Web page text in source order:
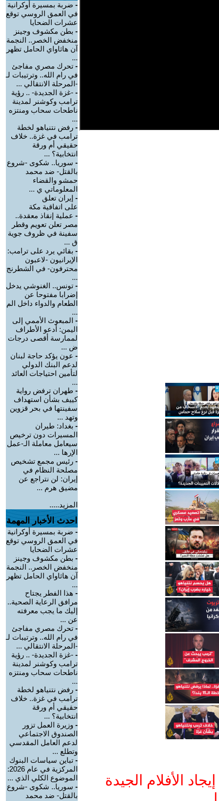
الأفلام الجيدة
- ضربة بمسيرة أوكرانية
في العمق الروسي توقع
عشرات الضحايا
- بطن مكشوف وجينز
منخفض الخصر.. النجمة
آن هاثاواي الحامل تظهر
...
- تحرك مصري مفاجئ
في رام الله.. وترتيبات لـ
-المرحلة الانتقالي ...
- -غزة الجديدة- .. رؤية
ترامب وكوشنر لمدينة
ناطحات سحاب ومنتزه
...
- رفض نتنياهو لخطة
ترامب في غزة.. خلاف
حقيقي أم ورقة
انتخابية؟ ...
- سوريا.. شكوى -شروع
بالقتل- ضد محمد
حمشو والقضاء
المعلوماتي ي ...
- إيران تعلق
على اتفاقية مكة
- عملية إنقاذ معقدة..
مصر تعلن تعويم وقطر
سفينة في ظروف جوية
ق ...
- بقائي يرد على ترامب:
الإيرانيون -لاعبون
محترفون- في الشطرنج
...
- تونس.. الغنوشي يدخل
إضرابا مفتوحا عن
الطعام والدواء داخل الم
...
- ‏المبعوث الأممي إلى
اليمن: أدعو الأطراف
لممارسة أقصى درجات
ض ...
- عون يؤكد حاجة لبنان
لدعم البنك الدولي
لتأمين احتياجات العائد
...
- طهران ترفض رواية
كييف بشأن استهداف
سفينتها في بحر قزوين
وتهد ...
- بغداد: طيران
المسيرات دون ترخيص
سيعامل معاملة الـ-عمل
الإرها ...
- رئيس مجمع تشخيص
مصلحة النظام في
إيران: لن نتراجع عن
مضيق هرم ...
المزيد.....
احدث الأخبار المهمة
- ضربة بمسيرة أوكرانية
في العمق الروسي توقع
عشرات الضحايا
- بطن مكشوف وجينز
منخفض الخصر.. النجمة
آن هاثاواي الحامل تظهر
...
- هذا الفطر يجتاح
مرافق الرعاية الصحية..
إليك ما يجب معرفته
عن ...
- تحرك مصري مفاجئ
في رام الله.. وترتيبات لـ
-المرحلة الانتقالي ...
- -غزة الجديدة- .. رؤية
ترامب وكوشنر لمدينة
ناطحات سحاب ومنتزه
...
- رفض نتنياهو لخطة
ترامب في غزة.. خلاف
حقيقي أم ورقة
انتخابية؟ ...
- وزيرة العمل تزور
الصندوق الاجتماعي
لدعم العامل المقدسي
وتطلع ...
- تباين سياسات البنوك
المركزية في عام 2026:
الموضوع الكلي الذي ...
- سوريا.. شكوى -شروع
بالقتل- ضد محمد